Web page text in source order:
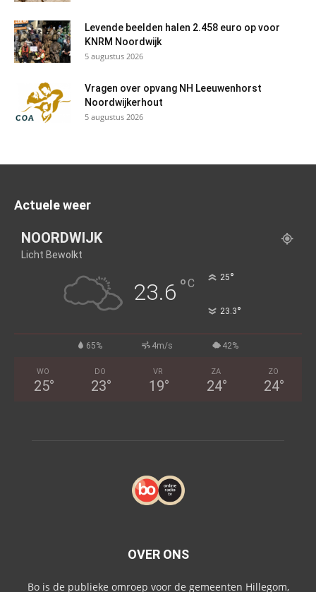
Levende beelden halen 2.458 euro op voor
KNRM Noordwijk
5 augustus 2026
Vragen over opvang NH Leeuwenhorst
Noordwijkerhout
5 augustus 2026
Actuele weer
NOORDWIJK
Licht Bewolkt
23.6 °C 25°
23.3°
65% 4m/s 42%
WO
25°
DO
23°
VR
19°
ZA
24°
ZO
24°
OVER ONS
Bo is de publieke omroep voor de gemeenten Hillegom,